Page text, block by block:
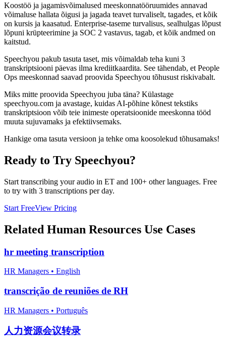
Koostöö ja jagamisvõimalused meeskonnatööruumides annavad
võimaluse hallata õigusi ja jagada teavet turvaliselt, tagades, et kõik
on kursis ja kaasatud. Enterprise-taseme turvalisus, sealhulgas lõpust
lõpuni krüpteerimine ja SOC 2 vastavus, tagab, et kõik andmed on
kaitstud.
Speechyou pakub tasuta taset, mis võimaldab teha kuni 3
transkriptsiooni päevas ilma krediitkaardita. See tähendab, et People
Ops meeskonnad saavad proovida Speechyou tõhusust riskivabalt.
Miks mitte proovida Speechyou juba täna? Külastage
speechyou.com ja avastage, kuidas AI-põhine kõnest tekstiks
transkriptsioon võib teie inimeste operatsioonide meeskonna tööd
muuta sujuvamaks ja efektiivsemaks.
Hankige oma tasuta versioon ja tehke oma koosolekud tõhusamaks!
Ready to Try Speechyou?
Start transcribing your audio in ET and 100+ other languages. Free
to try with 3 transcriptions per day.
Start FreeView Pricing
Related Human Resources Use Cases
hr meeting transcription
HR Managers • English
transcrição de reuniões de RH
HR Managers • Português
人力资源会议转录